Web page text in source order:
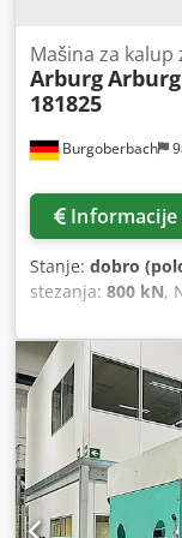
Burgoberbach
Mašina za
ArburgArburg
181825
Informacije
Stanje: dobro
stezanja: 800 kN,
plastike marke
Mašina je u
Allrounder 370 S
Radni sati: - Broj
Automatski rad:
Razmak između
E Tysfx Aiverf -
Maksimalni hod
Minimalna